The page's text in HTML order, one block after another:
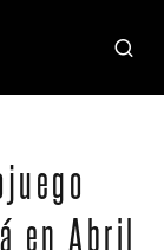
en Abril